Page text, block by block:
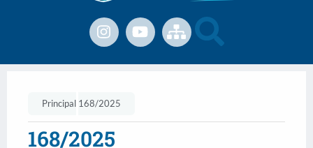
Principal 168/2025
168/2025